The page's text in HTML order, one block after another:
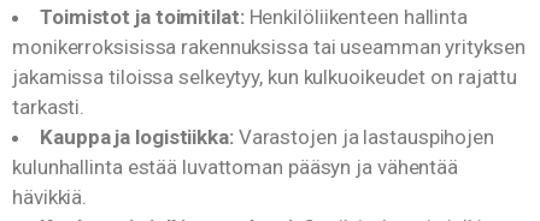
Toimistot ja toimitilat:Henkilöliikenteen hallinta
monikerroksisissa rakennuksissa tai useamman yrityksen
jakamissa tiloissa selkeytyy, kun kulkuoikeudet on rajattu
tarkasti.
Kauppa ja logistiikka:Varastojen ja lastauspihojen
kulunhallinta estää luvattoman pääsyn ja vähentää
hävikkiä.